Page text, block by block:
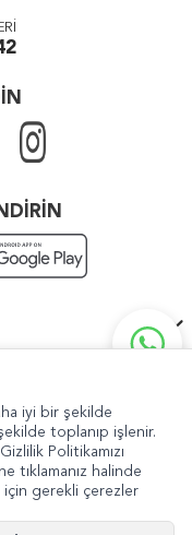
iyi bir şekilde
toplanıp işlenir.
Politikamızı
tıklamanız halinde
için gerekli çerezler